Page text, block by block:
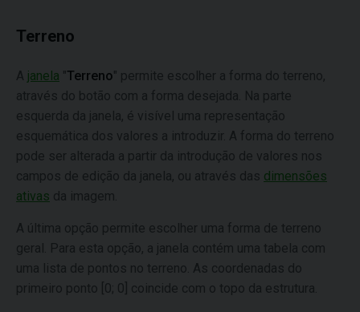
Terreno
A janela "Terreno" permite escolher a forma do terreno,
através do botão com a forma desejada. Na parte
esquerda da janela, é visível uma representação
esquemática dos valores a introduzir. A forma do terreno
pode ser alterada a partir da introdução de valores nos
campos de edição da janela, ou através das dimensões
ativas da imagem.
A última opção permite escolher uma forma de terreno
geral. Para esta opção, a janela contém uma tabela com
uma lista de pontos no terreno. As coordenadas do
primeiro ponto [0; 0] coincide com o topo da estrutura.